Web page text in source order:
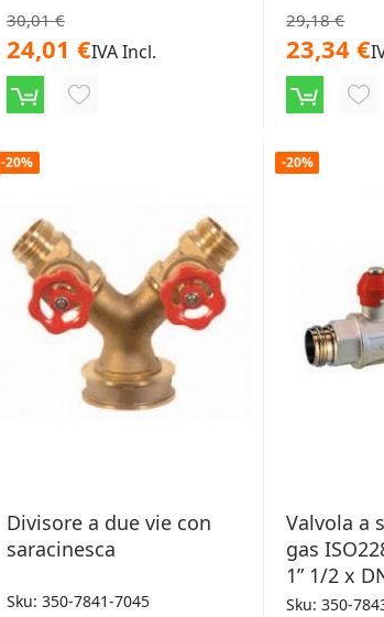
30,01 €
24,01 €IVA Incl.
AGGIUNGI
29,18 €
23,34 €
-20%
Divisore a due vie con
saracinesca
Sku: 350-7841-7045
-20%
Valvola a
gas
1” 1/2 x
Sku: 350-